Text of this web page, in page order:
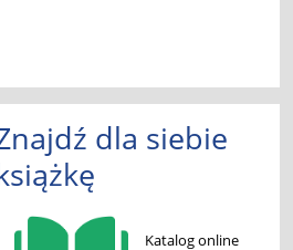
dla siebie
Katalog online